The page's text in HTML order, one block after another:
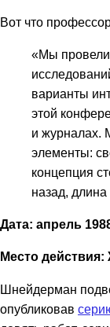
Вот что
«Мы
варианты
этой
и журналах.
элементы:
концепция
назад, длина
Дата: апрель
Место
Шнейдерман
опубликовав